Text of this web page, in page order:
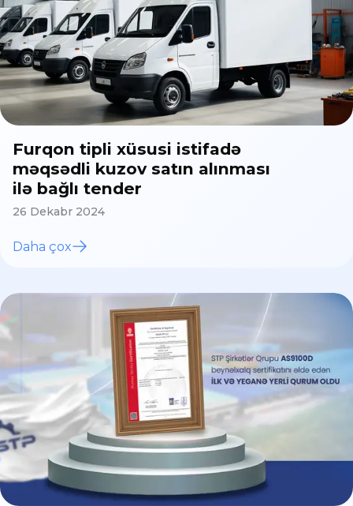
Furqon tipli xüsusi istifadə
məqsədli kuzov satın alınması
ilə bağlı tender
26 Dekabr 2024
Daha çox